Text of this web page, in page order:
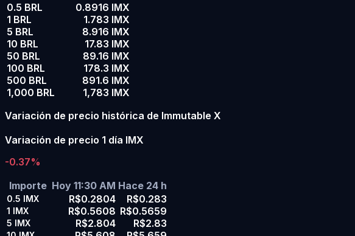
0.5 BRL
0.8916 IMX
1 BRL
1.783 IMX
5 BRL
8.916 IMX
10 BRL
17.83 IMX
50 BRL
89.16 IMX
100 BRL
178.3 IMX
500 BRL
891.6 IMX
1,000 BRL
1,783 IMX
Variación de precio histórica de Immutable X
Variación de precio 1 día IMX
-0.37%
Importe Hoy 11:30 AM Hace 24 h
0.5 IMX R$0.2804 R$0.283
1 IMX R$0.5608 R$0.5659
5 IMX R$2.804 R$2.83